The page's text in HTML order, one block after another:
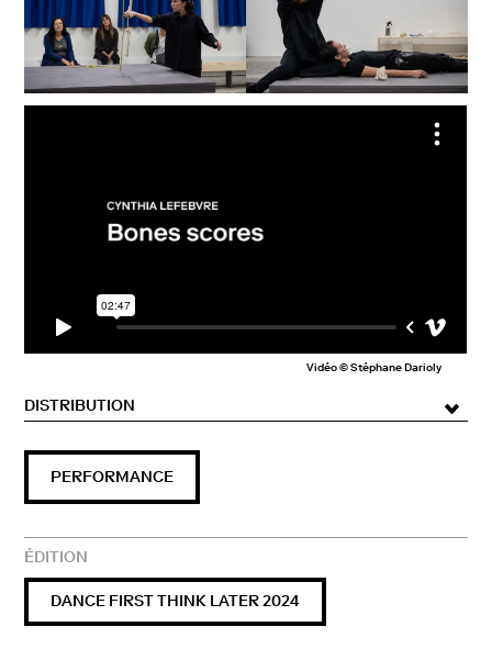
PERFORMANCE
ÉDITION
DANCE FIRST THINK LATER 2024
Vidéo © Stéphane Darioly
DISTRIBUTION
Soutiens : 3 bis f, Centre d’arts contemporains
d’intérêt national; Les Instants Chavirés Montreuil ;
Parallèle, Pratiques artistiques émergentes
vivant ; ADAGP ; CENTQUATRE-PARIS